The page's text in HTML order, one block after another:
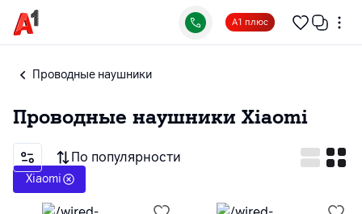
А1 плюс
Проводные наушники
Проводные наушники Xiaomi
По популярности
Xiaomi